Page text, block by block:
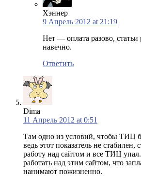
Хэннер
9 Апрель 2012 at 21:19
Нет — оплата разово, статьи
навечно.
Ответить
Dima
11 Апрель 2012 at 0:51
Там одно из условий, чтобы ТИЦ
ведь этот показатель не стабилен,
работу над сайтом и все ТИЦ
работать над этим сайтом, что
нанимают пожизненно.